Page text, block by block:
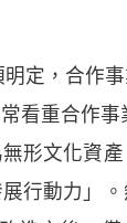
定，合作
看重合作
形文化資
行動力」